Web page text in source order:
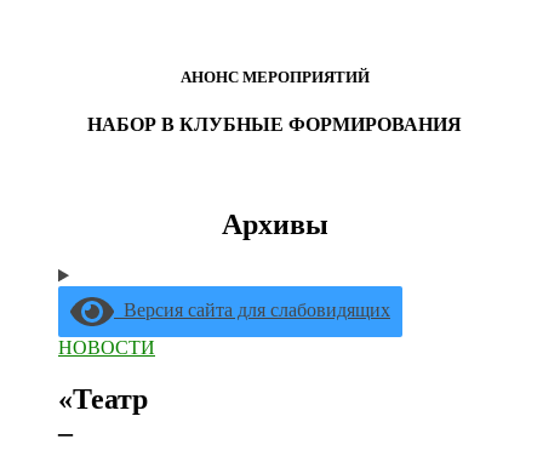
АНОНС МЕРОПРИЯТИЙ
НАБОР В КЛУБНЫЕ ФОРМИРОВАНИЯ
Архивы
Версия сайта для слабовидящих
НОВОСТИ
«Театр
–